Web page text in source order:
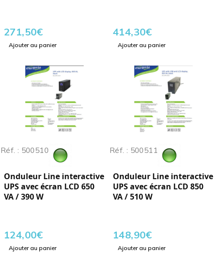
271,50€
Ajouter au panier
414,30€
Ajouter au panier
Réf. : 500510
Onduleur Line interactive
UPS avec écran LCD 650
VA / 390 W
124,00€
Ajouter au panier
Réf. : 500511
Onduleur Line interactive
UPS avec écran LCD 850
VA / 510 W
148,90€
Ajouter au panier